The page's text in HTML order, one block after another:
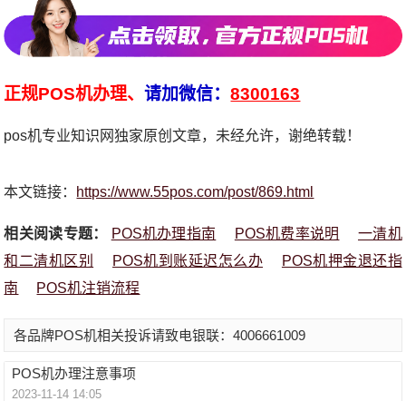
正规POS机办理、请加微信：8300163
pos机专业知识网独家原创文章，未经允许，谢绝转载！
本文链接： https://www.55pos.com/post/869.html
相关阅读专题： POS机办理指南 POS机费率说明
一清机
和二清机区别
POS机到账延迟怎么办
POS机押金退还指
南
POS机注销流程
各品牌POS机相关投诉请致电银联：4006661009
POS机办理注意事项
2023-11-14 14:05